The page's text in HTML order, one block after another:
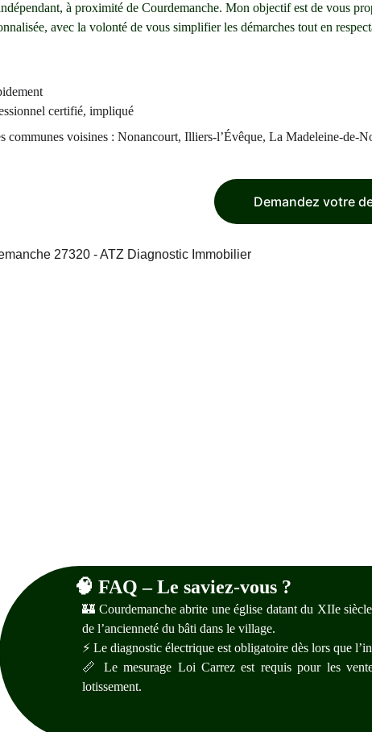
Demandez votre
🧠 FAQ – Le saviez-vous ?
🏰 Courdemanche abrite une église datant du XIIe
de l’ancienneté du bâti dans le village.
⚡ Le diagnostic électrique est obligatoire dès lors que
📏 Le mesurage Loi Carrez est requis pour les
lotissement.
à proximité de Courdemanche. Mon objectif est de vous
avec la volonté de vous simplifier les démarches tout en
certifié, impliqué
communes voisines : Nonancourt, Illiers-l’Évêque, La Madeleine-